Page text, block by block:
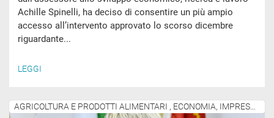
Achille Spinelli, ha deciso di consentire un più ampio
accesso all’intervento approvato lo scorso dicembre
riguardante...
LEGGI